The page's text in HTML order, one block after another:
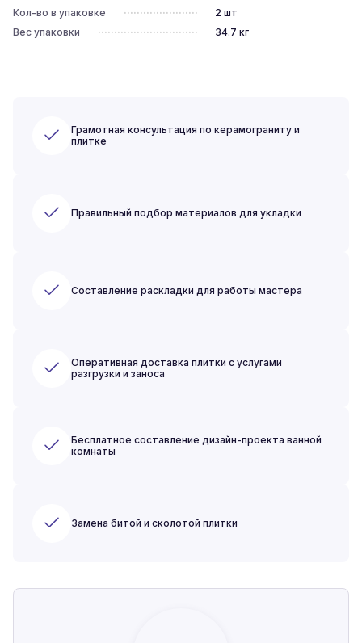
Кол-во в упаковке
2 шт
Вес упаковки
34.7 кг
Грамотная консультация по керамограниту и
плитке
Правильный подбор материалов для укладки
Составление раскладки для работы мастера
Оперативная доставка плитки с услугами
разгрузки и заноса
Бесплатное составление дизайн-проекта ванной
комнаты
Замена битой и сколотой плитки